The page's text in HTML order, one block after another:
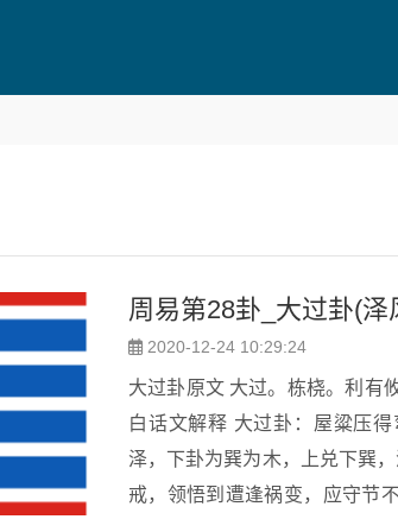
周易第28卦_大过卦(
2020-12-24 10:29:24
大过卦原文 大过。栋桡。利有攸往，亨。 象曰：泽灭木，大过。君子以独立不惧，遁世无闷。
白话文解释 大过卦：屋粱压
泽，下卦为巽为木，上兑下巽
戒，领悟到遭逢祸变，应守节不屈，